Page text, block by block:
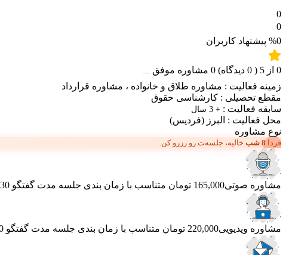
0
0
%0 پیشنهاد کاربران
0 از 5
(
0 دیدگاه) 0 مشاوره موفق
زمینه فعالیت : مشاوره طلاق و خانواده ، مشاوره قرارداد
مقطع تحصیلی : کارشناسی حقوق
سابقه فعالیت : + 3 سال
محل فعالیت : البرز (فردیس)
نوع مشاوره
فردا 8 شب خالیه، جلسه‌ت رو رزرو کن.
مشاوره صوتی165,000 تومان متناسب با زمان بندی جلسه مدت گفتگو 30 دقیقه
مشاوره ویدیویی220,000 تومان متناسب با زمان بندی جلسه مدت گفتگو 40 دقیقه